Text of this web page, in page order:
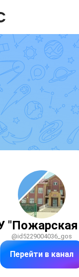
@id5229004036_gos
Перейти в канал